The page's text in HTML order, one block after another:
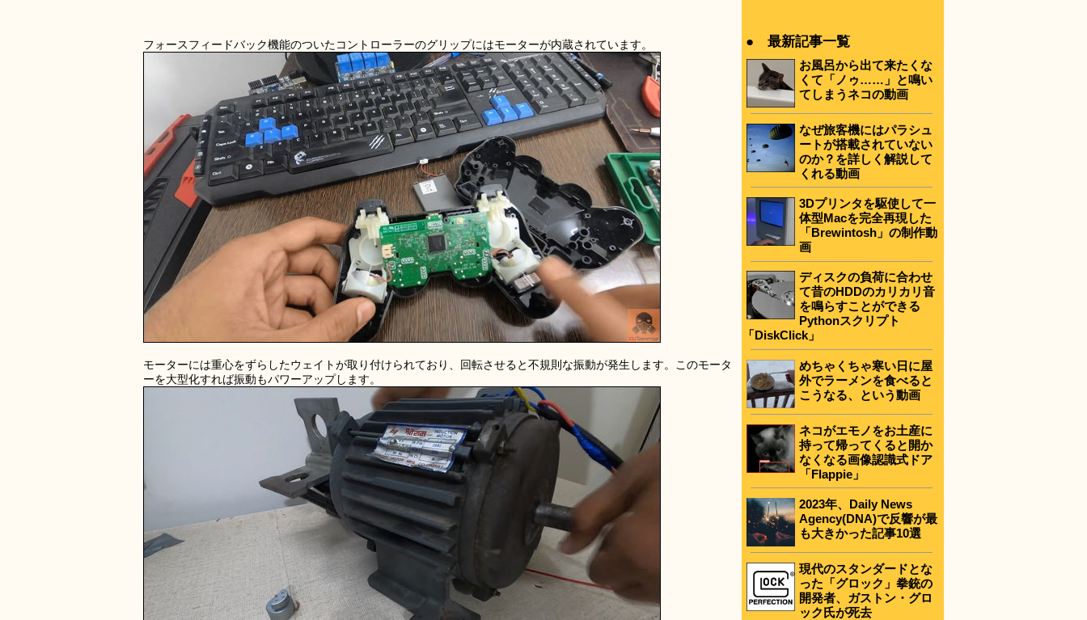
フォースフィードバック機能のついたコントローラーのグリップにはモーターが内蔵されています。
モーターには重心をずらしたウェイトが取り付けられており、回転させると不規則な振動が発生します。このモータ
ーを大型化すれば振動もパワーアップします。
● 最新記事一覧
お風呂から出て来たくな
くて「ノゥ……」と鳴い
てしまうネコの動画
なぜ旅客機にはパラシュ
ートが搭載されていない
のか？を詳しく解説して
くれる動画
3Dプリンタを駆使して一
体型Macを完全再現した
「Brewintosh」の制作動
画
ディスクの負荷に合わせ
て昔のHDDのカリカリ音
を鳴らすことができる
Pythonスクリプト
「DiskClick」
めちゃくちゃ寒い日に屋
外でラーメンを食べると
こうなる、という動画
ネコがエモノをお土産に
持って帰ってくると開か
なくなる画像認識式ドア
「Flappie」
2023年、Daily News
Agency(DNA)で反響が最
も大きかった記事10選
現代のスタンダードとな
った「グロック」拳銃の
開発者、ガストン・グロ
ック氏が死去